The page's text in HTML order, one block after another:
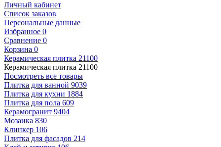
Личный кабинет
Список заказов
Персональные данные
Избранное 0
Сравнение 0
Корзина 0
Керамическая плитка 21100
Керамическая плитка 21100
Посмотреть все товары
Плитка для ванной 9039
Плитка для кухни 1884
Плитка для пола 609
Керамогранит 9404
Мозаика 830
Клинкер 106
Плитка для фасадов 214